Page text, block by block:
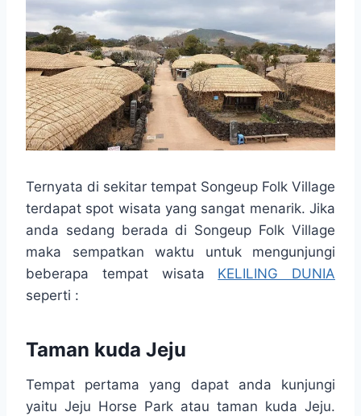
Ternyata di sekitar tempat Songeup Folk Village
terdapat spot wisata yang sangat menarik. Jika
anda sedang berada di Songeup Folk Village
maka sempatkan waktu untuk mengunjungi
beberapa tempat wisata KELILING DUNIA
seperti :
Taman kuda Jeju
Tempat pertama yang dapat anda kunjungi
yaitu Jeju Horse Park atau taman kuda Jeju.